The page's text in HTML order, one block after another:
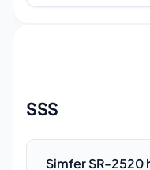
SSS
Simfer SR-2520